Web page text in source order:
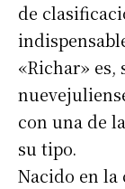
de
«Richar»
con una de
su tipo.
Nacido en la